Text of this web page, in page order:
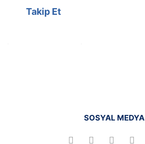
Takip Et
SOSYAL MEDYA